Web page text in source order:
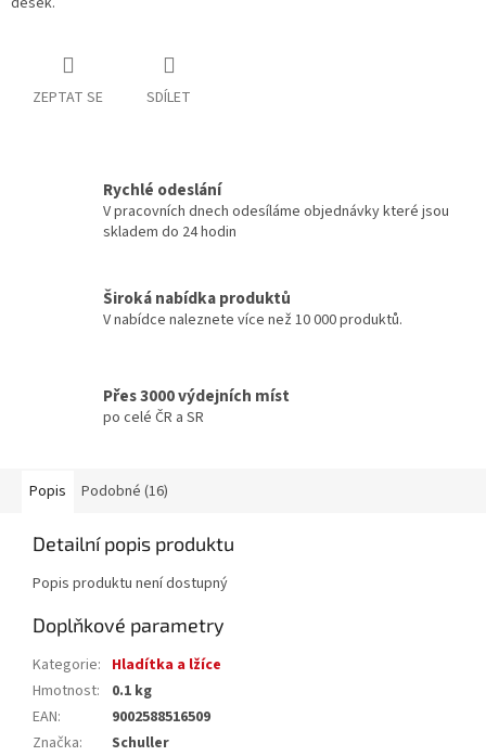
ZEPTAT SE SDÍLET
Rychlé odeslání
V pracovních dnech odesíláme objednávky které jsou
skladem do 24 hodin
Široká nabídka produktů
V nabídce naleznete více než 10 000 produktů.
Přes 3000 výdejních míst
po celé ČR a SR
Popis Podobné (16)
Detailní popis produktu
Popis produktu není dostupný
Doplňkové parametry
Kategorie: Hladítka a lžíce
Hmotnost:
0.1 kg
EAN:
9002588516509
Značka: Schuller